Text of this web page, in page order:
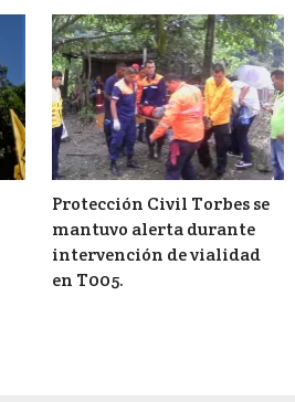
Protección Civil Torbes se
mantuvo alerta durante
intervención de vialidad
en T005.